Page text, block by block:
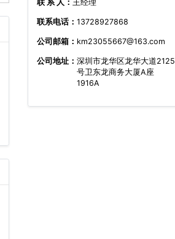
联 系 人： 王经理
联系电话： 13728927868
公司邮箱： km23055667@163.com
公司地址： 深圳市龙华区龙华大道2125
号卫东龙商务大厦A座
1916A